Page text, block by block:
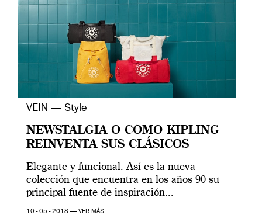
VEIN — Style
NEWSTALGIA O CÓMO KIPLING
REINVENTA SUS CLÁSICOS
Elegante y funcional. Así es la nueva
colección que encuentra en los años 90 su
principal fuente de inspiración...
10 - 05 - 2018 — VER MÁS